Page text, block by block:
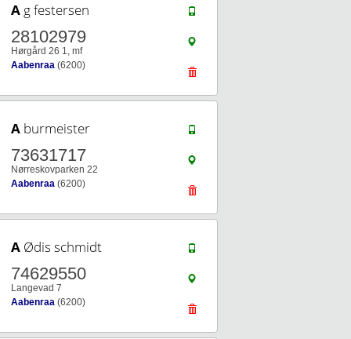
A g festersen
28102979
Hørgård 26 1, mf
Aabenraa (6200)
A burmeister
73631717
Nørreskovparken 22
Aabenraa (6200)
A Ødis schmidt
74629550
Langevad 7
Aabenraa (6200)